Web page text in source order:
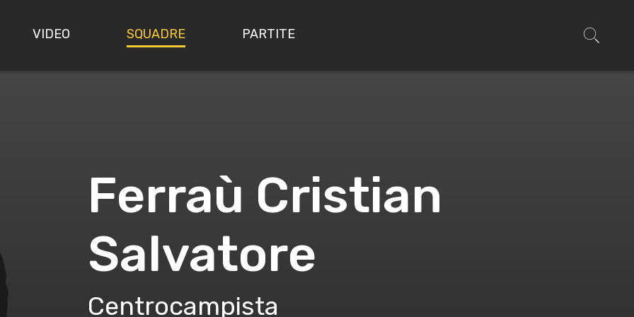
VIDEO SQUADRE PARTITE
Ferraù Cristian
Salvatore
Centrocampista